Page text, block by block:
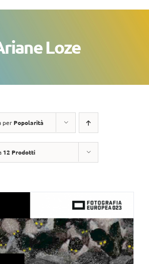
Loze
per Popolarità
12 Prodotti